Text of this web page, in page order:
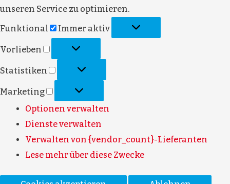
unseren Service zu optimieren.
Funktional
Funktional
Immer aktiv
Vorlieben Vorlieben
Statistiken Statistiken
Marketing Marketing
Optionen verwalten
Dienste verwalten
Verwalten von {vendor_count}-Lieferanten
Lese mehr über diese Zwecke